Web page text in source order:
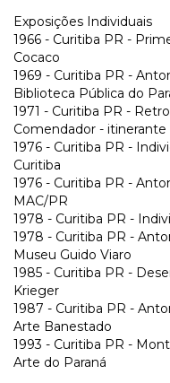
Exposições Individuais
1966 - Curitiba PR -
Cocaco
1969 - Curitiba PR -
Biblioteca Pública do
1971 - Curitiba PR -
Comendador - itinerante
1976 - Curitiba PR -
Curitiba
1976 - Curitiba PR -
MAC/PR
1978 - Curitiba PR -
1978 - Curitiba PR -
Museu Guido Viaro
1985 - Curitiba PR -
Krieger
1987 - Curitiba PR -
Arte Banestado
1993 - Curitiba PR -
Arte do Paraná